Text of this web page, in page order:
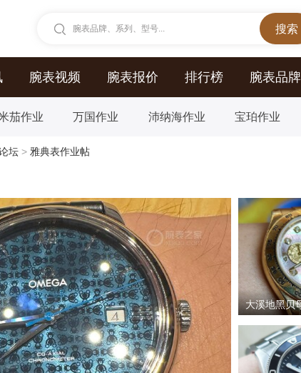
腕表品牌、系列、型号...
腕表视频 腕表报价 排行榜 腕表品牌
茄作业 万国作业 沛纳海作业 宝珀作业
坛 > 雅典表作业帖